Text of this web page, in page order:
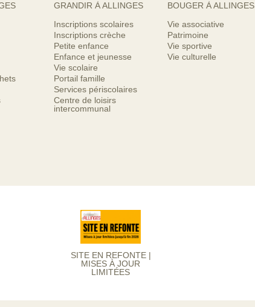
GRANDIR À ALLINGES
Inscriptions scolaires
Inscriptions crèche
Petite enfance
Enfance et jeunesse
Vie scolaire
Portail famille
Services périscolaires
Centre de loisirs
intercommunal
BOUGER À ALLINGES
Vie associative
Patrimoine
Vie sportive
Vie culturelle
SITE EN REFONTE |
MISES À JOUR
LIMITÉES